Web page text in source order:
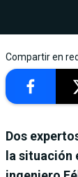
Compartir en
Dos
la situación